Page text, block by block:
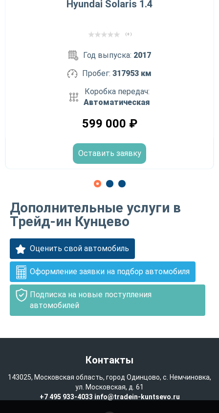
Hyundai Solaris 1.4
( 0 )
Год выпуска: 2017
Пробег: 317953 км
Коробка передач:
Автоматическая
599 000 ₽
Оставить заявку
Дополнительные услуги в
Трейд-ин Кунцево
Оценить свой автомобиль
Оформление заявки на подбор автомобиля
Подписка на новые поступления
автомобилей
Контакты
143025, Московская область, город Одинцово, с. Немчиновка,
ул. Московская, д. 61
+7 495 933-4033 info@tradein-kuntsevo.ru